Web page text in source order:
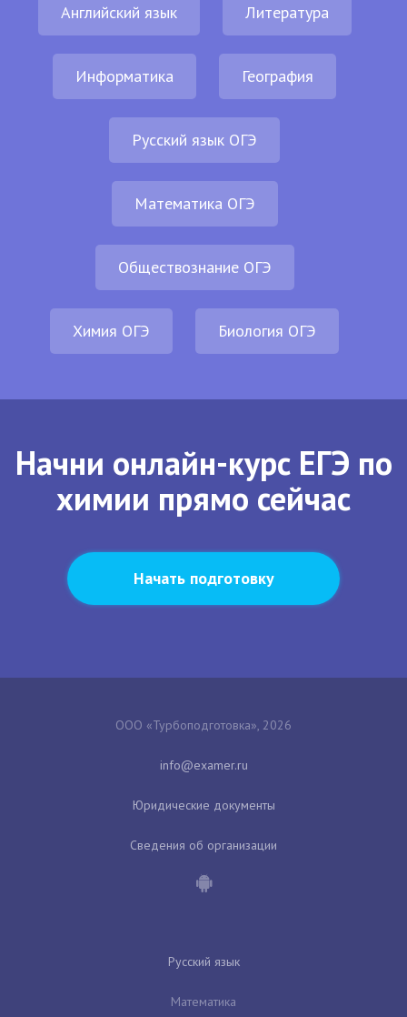
Английский язык Литература
Информатика География
Русский язык ОГЭ
Математика ОГЭ
Обществознание ОГЭ
Химия ОГЭ Биология ОГЭ
Начни онлайн-курс ЕГЭ по
химии прямо сейчас
Начать подготовку
ООО «Турбоподготовка», 2026
Юридические документы
Сведения об организации
Русский язык
Математика